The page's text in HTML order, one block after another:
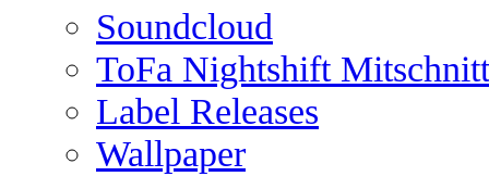
Soundcloud
ToFa Nightshift
Label Releases
Wallpaper